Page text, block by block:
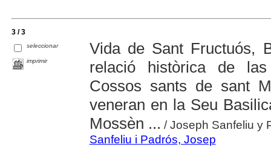
3 / 3
seleccionar
imprimir
Vida de Sant Fructuós,
relació històrica de
Cossos sants de sant
veneran en la Seu
Mossèn ... / Joseph Sanfeliu y
Sanfeliu i Padrós, Josep